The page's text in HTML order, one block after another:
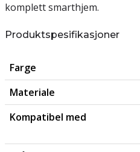
komplett smarthjem.
Produktspesifikasjoner
Farge
Materiale
Kompatibel med